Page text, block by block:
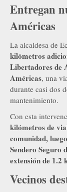
Entregan
Américas
La alcaldesa de
kilómetros
Libertadores de
Américas, una
durante casi dos
mantenimiento.
Con esta
kilómetros de
comunidad,
Sendero Seguro
extensión de 1.2
Vecinos